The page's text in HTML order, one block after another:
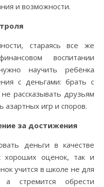
и возможности.
стараясь все же
воспитании
научить ребёнка
с деньгами: брать с
рассказывать друзьям
азартных игр и споров.
за достижения
деньги в качестве
хороших оценок, так и
учится в школе не для
а стремится обрести